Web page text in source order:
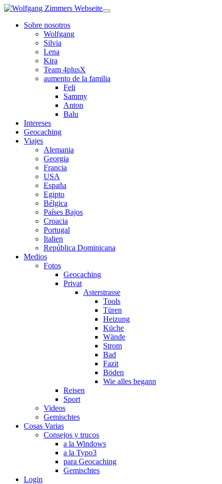
Sobre nosotros
Wolfgang
Silvia
Lena
Kira
Team 4plusX
aumento de la familia
Feli
Sammy
Anton
Balu
Intereses
Geocaching
Viajes
Alemania
Georgia
Francia
USA
España
Egipto
Bélgica
Países Bajos
Croacia
Portugal
Italien
República Dominicana
Medios
Fotos
Geocaching
Privat
Asterstrasse
Tools
Türen
Heizung
Küche
Wände
Strom
Bad
Fazit
Böden
Wie alles begann
Reisen
Sport
Videos
Gemischtes
Cosas Varias
Consejos y trucos
a la Windows
a la Typo3
para Geocaching
Gemischtes
Login